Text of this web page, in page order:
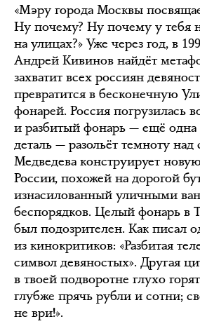
«Мэру города Москвы
Ну почему? Ну почему у тебя
на улицах?» Уже через год, в
Андрей Кивинов найдёт
захватит всех россиян
превратится в бесконечную
фонарей. Россия погрузилась
и разбитый фонарь — ещё одна
деталь — разольёт темноту над
Медведева конструирует
России, похожей на дорогой
изнасилованный уличными
беспорядков. Целый фонарь в
был подозрителен. Как писал
из кинокритиков: «Разбитая
символ девяностых». Другая
в твоей подворотне глухо
глубже прячь рубли и сотни;
не ври!».